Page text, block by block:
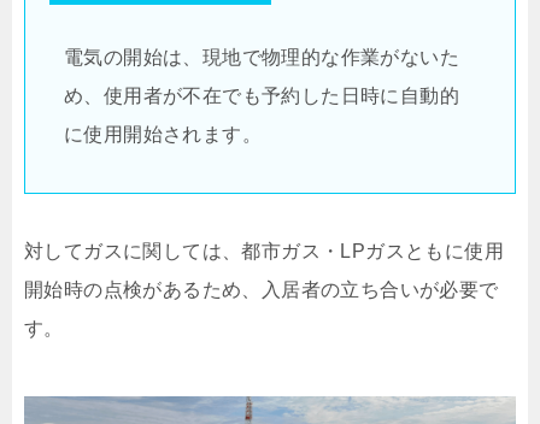
電気の開始は、現地で物理的な作業がないた
め、使用者が不在でも予約した日時に自動的
に使用開始されます。
対してガスに関しては、都市ガス・LPガスともに使用
開始時の点検があるため、入居者の立ち合いが必要で
す。